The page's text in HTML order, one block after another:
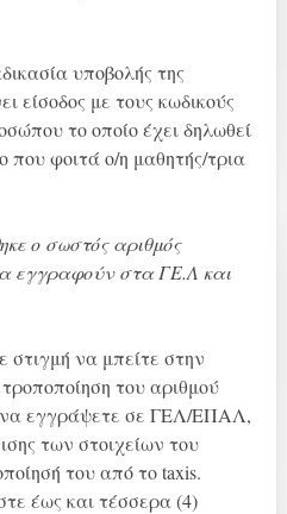
υποβολής της
είσοδος με τους κωδικούς
το οποίο έχει δηλωθεί
που φοιτά ο/η μαθητής/τρια
ο σωστός αριθμός
εγγραφούν στα ΓΕ.Λ και
στιγμή να μπείτε στην
του αριθμού
να εγγράψετε σε ΓΕΛ/ΕΠΑΛ,
των στοιχείων του
του από το taxis.
έως και τέσσερα (4)